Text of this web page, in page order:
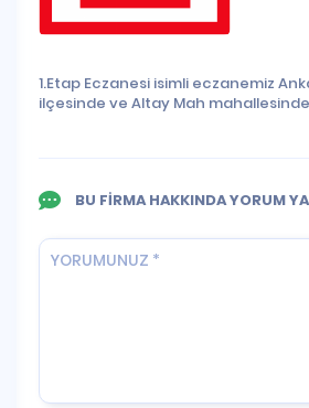
1.Etap Eczanesi isimli eczanemiz
ilçesinde ve Altay Mah
BU FİRMA HAKKINDA YORUM